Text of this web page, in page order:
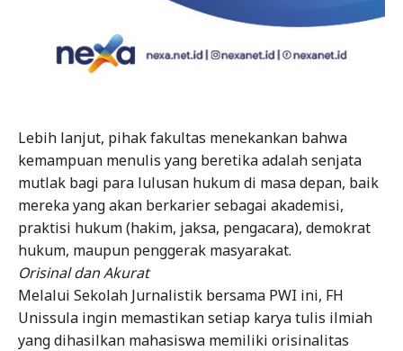
Lebih lanjut, pihak fakultas menekankan bahwa
kemampuan menulis yang beretika adalah senjata
mutlak bagi para lulusan hukum di masa depan, baik
mereka yang akan berkarier sebagai akademisi,
praktisi hukum (hakim, jaksa, pengacara), demokrat
hukum, maupun penggerak masyarakat.
Orisinal dan Akurat
Melalui Sekolah Jurnalistik bersama PWI ini, FH
Unissula ingin memastikan setiap karya tulis ilmiah
yang dihasilkan mahasiswa memiliki orisinalitas